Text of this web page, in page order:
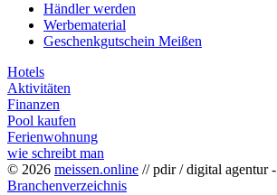
Händler werden
Werbematerial
Geschenkgutschein Meißen
Hotels
Aktivitäten
Finanzen
Pool kaufen
Ferienwohnung
wie schreibt man
© 2026 meissen.online // pdir / digital agentur -
Branchenverzeichnis